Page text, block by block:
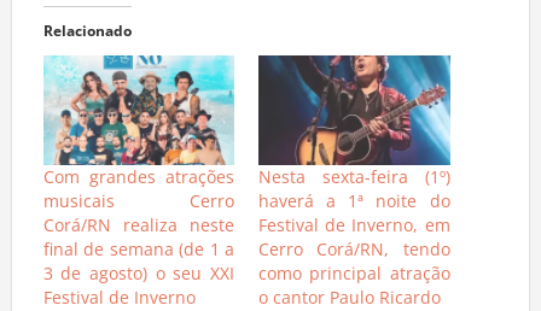
Relacionado
Com grandes atrações
musicais Cerro
Corá/RN realiza neste
final de semana (de 1 a
3 de agosto) o seu XXI
Festival de Inverno
Nesta sexta-feira (1º)
haverá a 1ª noite do
Festival de Inverno, em
Cerro Corá/RN, tendo
como principal atração
o cantor Paulo Ricardo